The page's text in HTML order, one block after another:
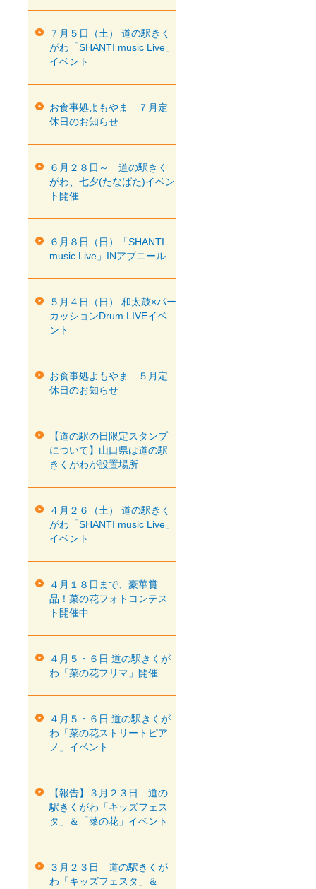
７月５日（土） 道の駅きく
がわ「SHANTI music Live」
イベント
お食事処よもやま ７月定
休日のお知らせ
６月２８日～ 道の駅きく
がわ、七夕(たなばた)イベン
ト開催
６月８日（日）「SHANTI
music Live」INアブニール
５月４日（日） 和太鼓×パー
カッションDrum LIVEイベ
ント
お食事処よもやま ５月定
休日のお知らせ
【道の駅の日限定スタンプ
について】山口県は道の駅
きくがわが設置場所
４月２６（土） 道の駅きく
がわ「SHANTI music Live」
イベント
４月１８日まで、豪華賞
品！菜の花フォトコンテス
ト開催中
４月５・６日 道の駅きくが
わ「菜の花フリマ」開催
４月５・６日 道の駅きくが
わ「菜の花ストリートピア
ノ」イベント
【報告】３月２３日 道の
駅きくがわ「キッズフェス
タ」＆「菜の花」イベント
３月２３日 道の駅きくが
わ「キッズフェスタ」＆